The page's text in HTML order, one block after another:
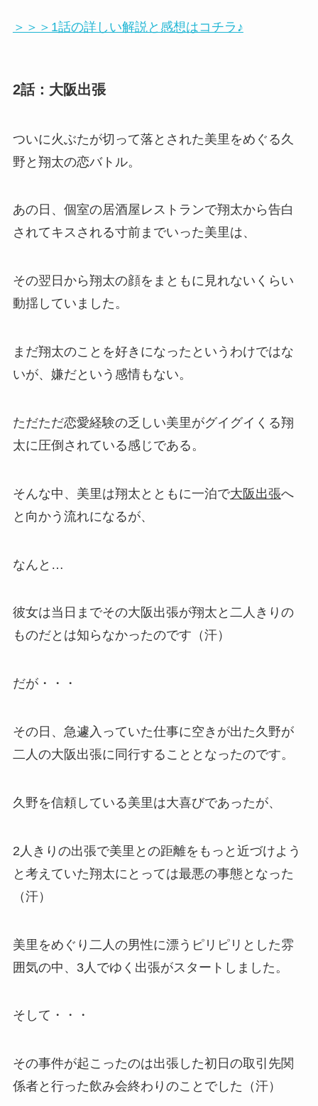
＞＞＞1話の詳しい解説と感想はコチラ♪
2話：大阪出張
ついに火ぶたが切って落とされた美里をめぐる久
野と翔太の恋バトル。
あの日、個室の居酒屋レストランで翔太から告白
されてキスされる寸前までいった美里は、
その翌日から翔太の顔をまともに見れないくらい
動揺していました。
まだ翔太のことを好きになったというわけではな
いが、嫌だという感情もない。
ただただ恋愛経験の乏しい美里がグイグイくる翔
太に圧倒されている感じである。
そんな中、美里は翔太とともに一泊で大阪出張へ
と向かう流れになるが、
なんと…
彼女は当日までその大阪出張が翔太と二人きりの
ものだとは知らなかったのです（汗）
だが・・・
その日、急遽入っていた仕事に空きが出た久野が
二人の大阪出張に同行することとなったのです。
久野を信頼している美里は大喜びであったが、
2人きりの出張で美里との距離をもっと近づけよう
と考えていた翔太にとっては最悪の事態となった
（汗）
美里をめぐり二人の男性に漂うピリピリとした雰
囲気の中、3人でゆく出張がスタートしました。
そして・・・
その事件が起こったのは出張した初日の取引先関
係者と行った飲み会終わりのことでした（汗）